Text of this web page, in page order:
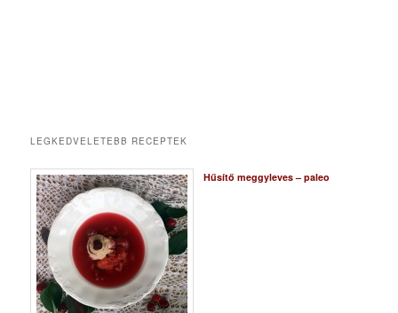
LEGKEDVELETEBB RECEPTEK
Hűsítő meggyleves – paleo